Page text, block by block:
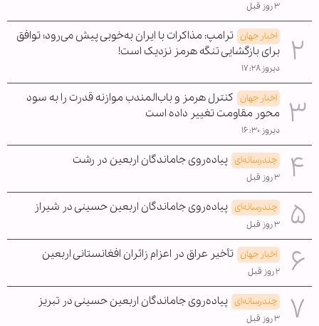
۳ روز قبل
اخبار جهان ترامپ: مذاکرات با ایران به‌خوبی پیش می‌رود؛ توافق
برای بازگشایی تنگه هرمز نزدیک است!
دیروز ۱۷:۲۸
اخبار جهان کنترل هرمز و باب‌المندب موازنه قدرت را به سود
محور مقاومت تغییر داده است
دیروز ۱۶:۳۰
چندرسانه‌ای پیاده‌روی جاماندگان اربعین در رشت
۳ روز قبل
چندرسانه‌ای پیاده‌روی جاماندگان اربعین حسینی در شیراز
۳ روز قبل
اخبار جهان تأخیر عراق در اعزام زائران افغانستانی اربعین
۲ روز قبل
چندرسانه‌ای پیاده‌روی جاماندگان اربعین حسینی در تبریز
۳ روز قبل